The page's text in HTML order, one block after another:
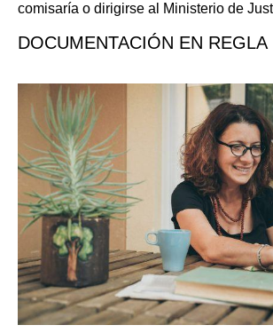
comisaría o dirigirse al Ministerio de
DOCUMENTACIÓN EN REGLA